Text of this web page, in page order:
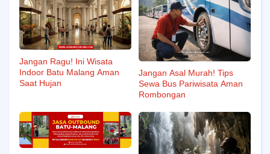
Jangan Ragu! Ini Wisata
Indoor Batu Malang Aman
Saat Hujan
Jangan Asal Murah! Tips
Sewa Bus Pariwisata Aman
Rombongan